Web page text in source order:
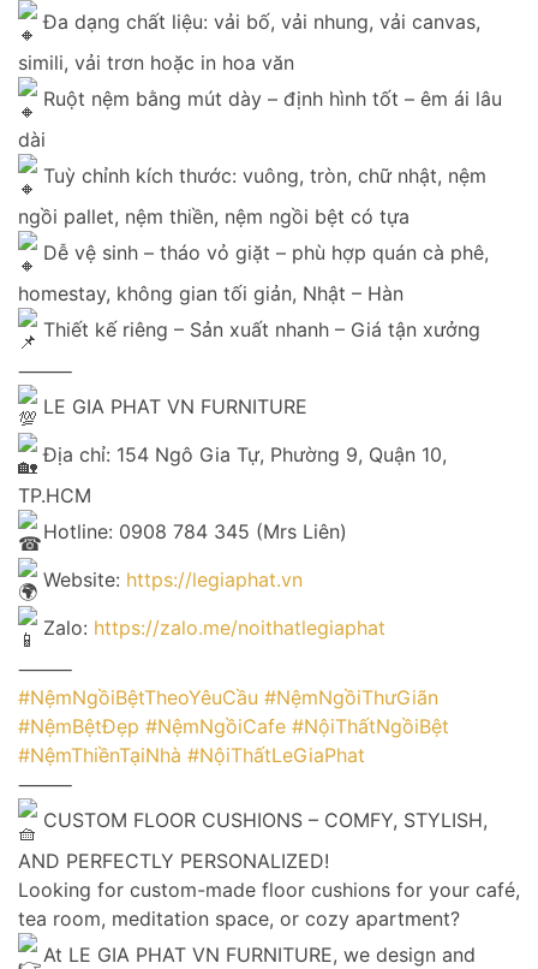
Đa dạng chất liệu: vải bố, vải nhung, vải canvas,
simili, vải trơn hoặc in hoa văn
Ruột nệm bằng mút dày – định hình tốt – êm ái lâu
dài
Tuỳ chỉnh kích thước: vuông, tròn, chữ nhật, nệm
ngồi pallet, nệm thiền, nệm ngồi bệt có tựa
Dễ vệ sinh – tháo vỏ giặt – phù hợp quán cà phê,
homestay, không gian tối giản, Nhật – Hàn
Thiết kế riêng – Sản xuất nhanh – Giá tận xưởng
⸻
LE GIA PHAT VN FURNITURE
Địa chỉ: 154 Ngô Gia Tự, Phường 9, Quận 10,
TP.HCM
Hotline: 0908 784 345 (Mrs Liên)
Website: https://legiaphat.vn
Zalo: https://zalo.me/noithatlegiaphat
⸻
#NệmNgồiBệtTheoYêuCầu #NệmNgồiThưGiãn
#NệmBệtĐẹp #NệmNgồiCafe #NộiThấtNgồiBệt
#NệmThiềnTạiNhà #NộiThấtLeGiaPhat
⸻
CUSTOM FLOOR CUSHIONS – COMFY, STYLISH,
AND PERFECTLY PERSONALIZED!
Looking for custom-made floor cushions for your café,
tea room, meditation space, or cozy apartment?
At LE GIA PHAT VN FURNITURE, we design and